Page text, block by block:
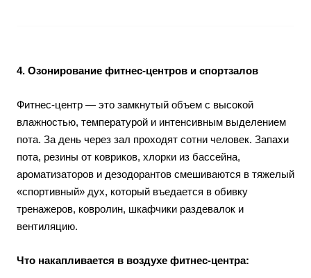
4. Озонирование фитнес-центров и спортзалов
Фитнес-центр — это замкнутый объем с высокой
влажностью, температурой и интенсивным выделением
пота. За день через зал проходят сотни человек. Запахи
пота, резины от ковриков, хлорки из бассейна,
ароматизаторов и дезодорантов смешиваются в тяжелый
«спортивный» дух, который въедается в обивку
тренажеров, ковролин, шкафчики раздевалок и
вентиляцию.
Что накапливается в воздухе фитнес-центра: